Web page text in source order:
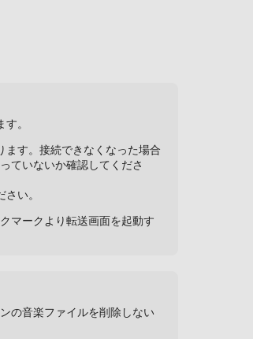
。
ます。接続できなくなった場合
ていないか確認してくださ
い。
マークより転送画面を起動す
の音楽ファイルを削除しない